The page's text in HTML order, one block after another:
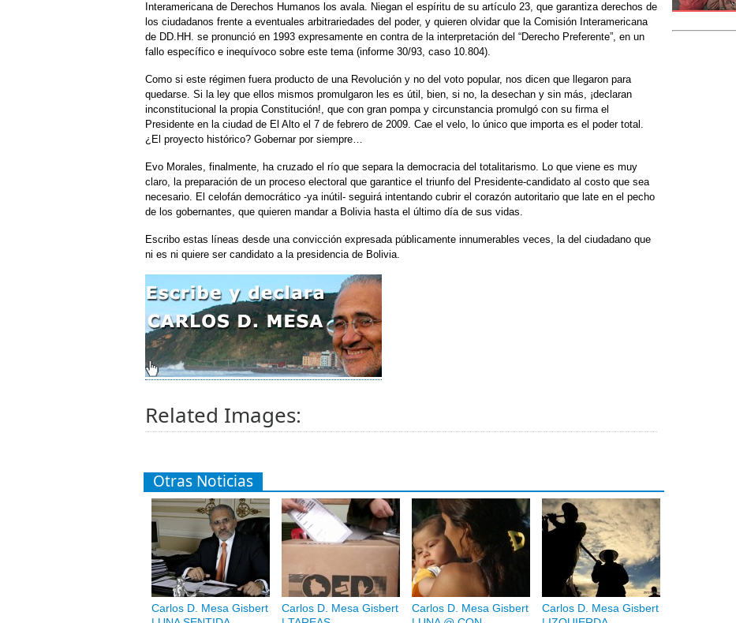
Interamericana de Derechos Humanos los avala. Niegan el espíritu de su artículo 23, que garantiza derechos de
los ciudadanos frente a eventuales arbitrariedades del poder, y quieren olvidar que la Comisión Interamericana
de DD.HH. se pronunció en 1993 expresamente en contra de la interpretación del “Derecho Preferente”, en un
fallo específico e inequívoco sobre este tema (informe 30/93, caso 10.804).
Como si este régimen fuera producto de una Revolución y no del voto popular, nos dicen que llegaron para
quedarse. Si la ley que ellos mismos promulgaron les es útil, bien, si no, la desechan y sin más, ¡declaran
inconstitucional la propia Constitución!, que con gran pompa y circunstancia promulgó con su firma el
Presidente en la ciudad de El Alto el 7 de febrero de 2009. Cae el velo, lo único que importa es el poder total.
¿El proyecto histórico? Gobernar por siempre…
Evo Morales, finalmente, ha cruzado el río que separa la democracia del totalitarismo. Lo que viene es muy
claro, la preparación de un proceso electoral que garantice el triunfo del Presidente-candidato al costo que sea
necesario. El celofán democrático -ya inútil- seguirá intentando cubrir el corazón autoritario que late en el pecho
de los gobernantes, que quieren mandar a Bolivia hasta el último día de sus vidas.
Escribo estas líneas desde una convicción expresada públicamente innumerables veces, la del ciudadano que
ni es ni quiere ser candidato a la presidencia de Bolivia.
Related Images:
Otras Noticias
Carlos D. Mesa Gisbert
Carlos D. Mesa Gisbert
Carlos D. Mesa Gisbert
Carlos D. Mesa Gisbert